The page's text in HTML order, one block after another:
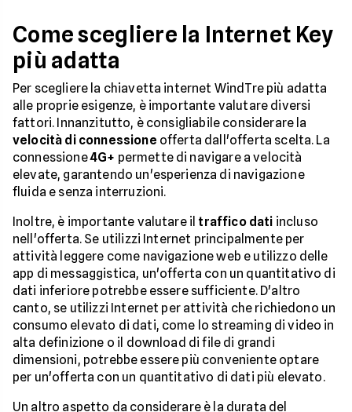
Come scegliere la Internet Key
più adatta
Per scegliere la chiavetta internet WindTre più adatta
alle proprie esigenze, è importante valutare diversi
fattori. Innanzitutto, è consigliabile considerare la
velocità di connessione offerta dall'offerta scelta. La
connessione4G+ permette di navigare a velocità
elevate, garantendo un'esperienza di navigazione
fluida e senza interruzioni.
Inoltre, è importante valutare il traffico dati incluso
nell'offerta. Se utilizzi Internet principalmente per
attività leggere come navigazione web e utilizzo delle
app di messaggistica, un'offerta con un quantitativo di
dati inferiore potrebbe essere sufficiente. D'altro
canto, se utilizzi Internet per attività che richiedono un
consumo elevato di dati, come lo streaming di video in
alta definizione o il download di file di grandi
dimensioni, potrebbe essere più conveniente optare
per un'offerta con un quantitativo di dati più elevato.
Un altro aspetto da considerare è la durata del